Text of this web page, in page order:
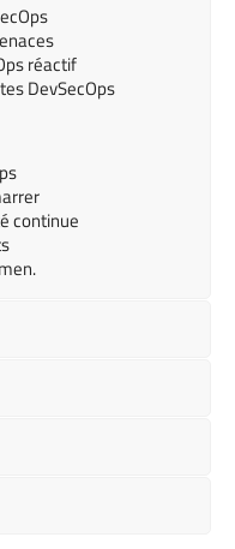
réactif
DevSecOps
continue